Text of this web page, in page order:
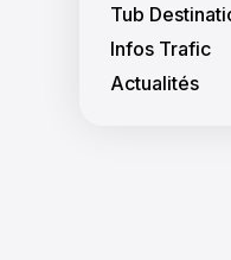
Tub
Infos Trafic
Actualités